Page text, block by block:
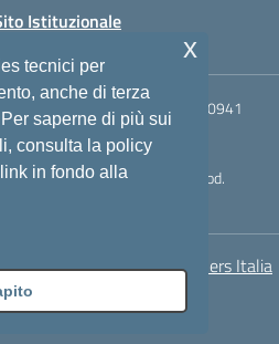
tecnici per
anche di terza
saperne di più sui
consulta la policy
in fondo alla
x
Istituzionale
- Patti (ME) - Telefono: +39 0941
- PEC:
Cod. Fiscale: 94014110830 - Cod.
Concept & Design by Designers Italia